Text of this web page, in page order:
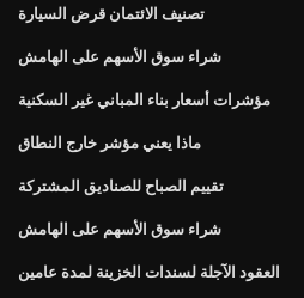
تصنيف الائتمان قرض السيارة
شراء سوق الأسهم على الهامش
مؤشرات أسعار بناء المباني غير السكنية
ماذا يعني مؤشر خارج النطاق
تقييم الصباح للصناديق المشتركة
شراء سوق الأسهم على الهامش
العقود الآجلة لسندات الخزينة لمدة عامين